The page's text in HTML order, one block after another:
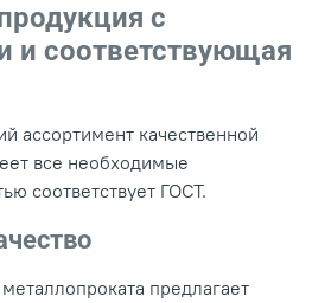
с
и соответствующая
ассортимент качественной
все необходимые
соответствует ГОСТ.
предлагает